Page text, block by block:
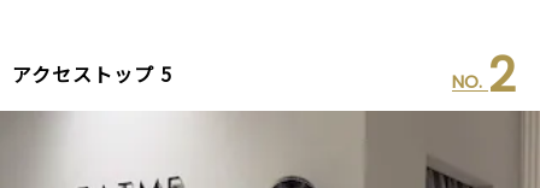
アクセストップ 5 NO. 2